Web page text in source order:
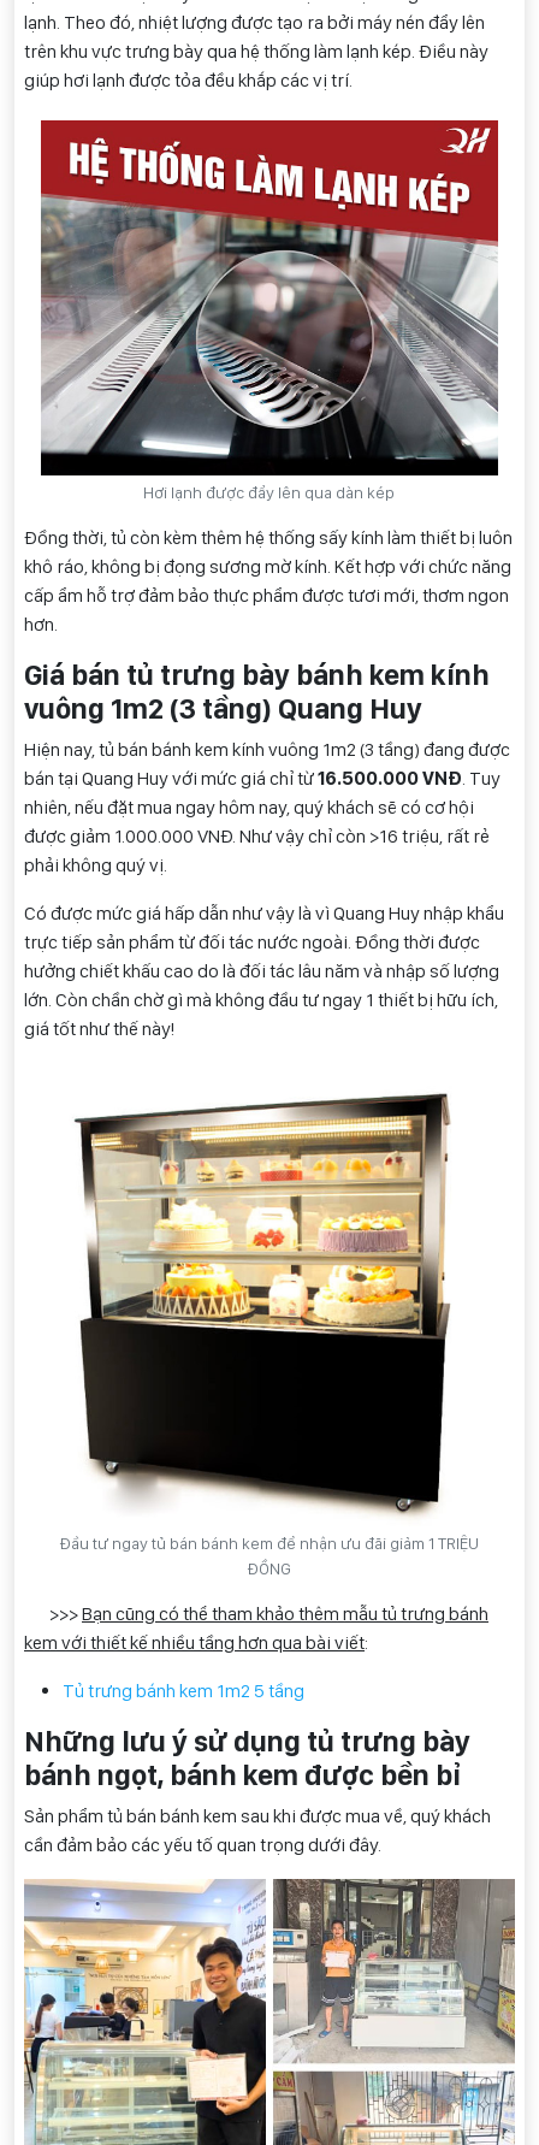
lạnh. Theo đó, nhiệt lượng được tạo ra bởi máy nén đẩy lên
trên khu vực trưng bày qua hệ thống làm lạnh kép. Điều này
giúp hơi lạnh được tỏa đều khắp các vị trí.
Hơi lạnh được đẩy lên qua dàn kép
Đồng thời, tủ còn kèm thêm hệ thống sấy kính làm thiết bị luôn
khô ráo, không bị đọng sương mờ kính. Kết hợp với chức năng
cấp ẩm hỗ trợ đảm bảo thực phẩm được tươi mới, thơm ngon
hơn.
Giá bán tủ trưng bày bánh kem kính
vuông 1m2 (3 tầng) Quang Huy
Hiện nay, tủ bán bánh kem kính vuông 1m2 (3 tầng) đang được
bán tại Quang Huy với mức giá chỉ từ16.500.000 VNĐ . Tuy
nhiên, nếu đặt mua ngay hôm nay, quý khách sẽ có cơ hội
được giảm 1.000.000 VNĐ. Như vậy chỉ còn >16 triệu, rất rẻ
phải không quý vị.
Có được mức giá hấp dẫn như vậy là vì Quang Huy nhập khẩu
trực tiếp sản phẩm từ đối tác nước ngoài. Đồng thời được
hưởng chiết khấu cao do là đối tác lâu năm và nhập số lượng
lớn. Còn chần chờ gì mà không đầu tư ngay 1 thiết bị hữu ích,
giá tốt như thế này!
Đầu tư ngay tủ bán bánh kem để nhận ưu đãi giảm 1 TRIỆU
ĐỒNG
>>>Bạn cũng có thể tham khảo thêm mẫu tủ trưng bánh
kem với thiết kế nhiều tầng hơn qua bài viết:
Tủ trưng bánh kem 1m2 5 tầng
Những lưu ý sử dụng tủ trưng bày
bánh ngọt, bánh kem được bền bỉ
Sản phẩm tủ bán bánh kem sau khi được mua về, quý khách
cần đảm bảo các yếu tố quan trọng dưới đây.